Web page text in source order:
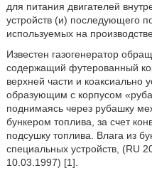
для питания двигателей
устройств (и) последующего
используемых на
Известен газогенератор
содержащий футерованный
верхней части и коаксиально
образующим с корпусом
поднимаясь через рубашку
бункером топлива, за счет
подсушку топлива. Влага из
специальных устройств, (RU
10.03.1997) [1].